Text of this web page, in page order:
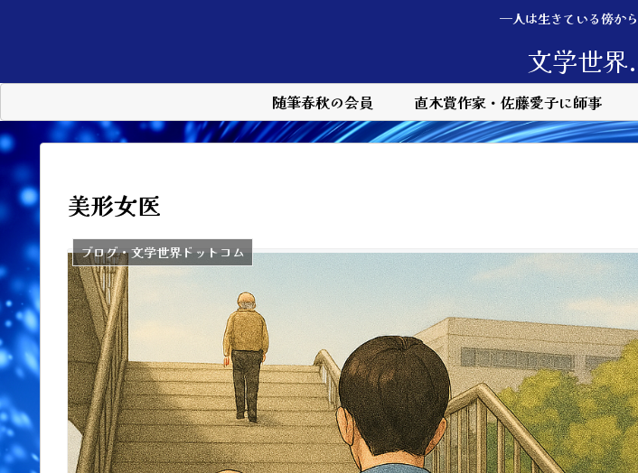
—人は生きている傍か
文学世
随筆春秋の会員 直木賞作家・佐藤愛子に師事
美形女医
ブログ・文学世界ドットコム